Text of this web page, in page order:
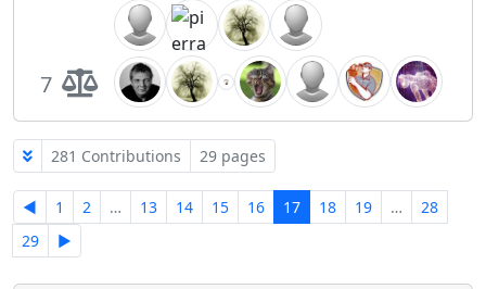
7
281 Contributions 29 pages
◄ 1 2 … 13 14 15 16 17 18 19 …
28
29
►